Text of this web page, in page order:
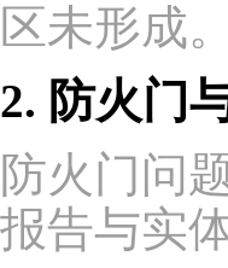
区未形成。
2. 防火门
防火门问
报告与实